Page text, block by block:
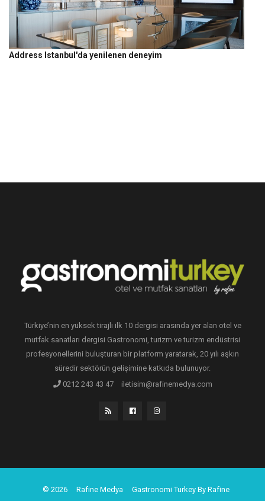
Address Istanbul'da yenilenen deneyim
Türkiye’nin en yüksek tirajlı ilk 10 dergisi arasında yer alan otel ve
mutfak sanatları dergisi Gastronomi, turizm ve turizm endüstrisi
profesyonellerini buluşturan bir platform yaratarak, 20 yılı aşkın
süredir sektörün gelişimine katkıda bulunuyor.
0212 243 43 47
iletisim@rafinemedya.com
© 2026 Rafine Medya Gastronomi Turkey By Rafine